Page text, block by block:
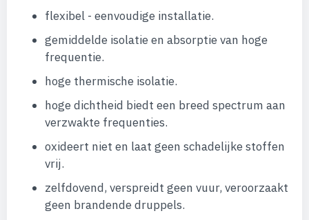
flexibel - eenvoudige installatie.
gemiddelde isolatie en absorptie van hoge
frequentie.
hoge thermische isolatie.
hoge dichtheid biedt een breed spectrum aan
verzwakte frequenties.
oxideert niet en laat geen schadelijke stoffen
vrij.
zelfdovend, verspreidt geen vuur, veroorzaakt
geen brandende druppels.